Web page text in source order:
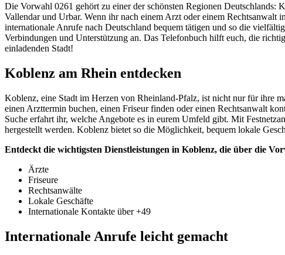
Die Vorwahl 0261 gehört zu einer der schönsten Regionen
Vallendar und Urbar. Wenn ihr nach einem Arzt oder einem
internationale Anrufe nach Deutschland bequem tätigen und so die
Verbindungen und Unterstützung an. Das Telefonbuch hilft euch, die
einladenden Stadt!
Koblenz am Rhein entdecken
Koblenz, eine Stadt im Herzen von Rheinland-Pfalz, ist nicht nur für ihre
einen Arzttermin buchen, einen Friseur finden oder einen Rechtsanwalt
Suche erfahrt ihr, welche Angebote es in eurem Umfeld gibt. Mit
hergestellt werden. Koblenz bietet so die Möglichkeit, bequem lokale
Entdeckt die wichtigsten Dienstleistungen in Koblenz, die über die
Ärzte
Friseure
Rechtsanwälte
Lokale Geschäfte
Internationale Kontakte über +49
Internationale Anrufe leicht gemacht